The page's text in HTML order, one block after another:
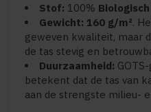
Stof: 100%
Gewicht: 160 g/m².
geweven kwaliteit, maar
de tas stevig en
Duurzaamheid:
betekent dat de tas van
aan de strengste milieu-